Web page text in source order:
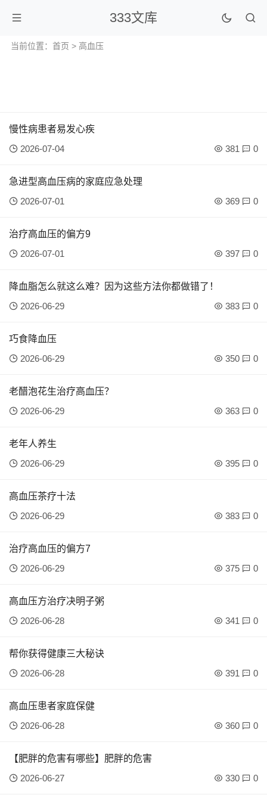
333文库
当前位置： 首页 > 高血压
慢性病患者易发心疾
2026-07-04
381 0
急进型高血压病的家庭应急处理
2026-07-01
369 0
治疗高血压的偏方9
2026-07-01
397 0
降血脂怎么就这么难？因为这些方法你都做错了！
2026-06-29
383 0
巧食降血压
2026-06-29
350 0
老醋泡花生治疗高血压？
2026-06-29
363 0
老年人养生
2026-06-29
395 0
高血压茶疗十法
2026-06-29
383 0
治疗高血压的偏方7
2026-06-29
375 0
高血压方治疗决明子粥
2026-06-28
341 0
帮你获得健康三大秘诀
2026-06-28
391 0
高血压患者家庭保健
2026-06-28
360 0
【肥胖的危害有哪些】肥胖的危害
2026-06-27
330 0